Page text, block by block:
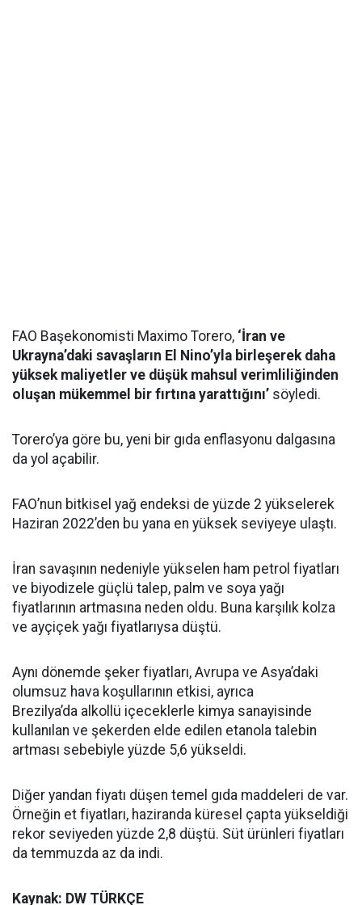
FAO Başekonomisti Maximo Torero, ‘İran ve
Ukrayna’daki savaşların El Nino’yla birleşerek daha
yüksek maliyetler ve düşük mahsul verimliliğinden
oluşan mükemmel bir fırtına yarattığını’ söyledi.
Torero’ya göre bu, yeni bir gıda enflasyonu dalgasına
da yol açabilir.
FAO’nun bitkisel yağ endeksi de yüzde 2 yükselerek
Haziran 2022’den bu yana en yüksek seviyeye ulaştı.
İran savaşının nedeniyle yükselen ham petrol fiyatları
ve biyodizele güçlü talep, palm ve soya yağı
fiyatlarının artmasına neden oldu. Buna karşılık kolza
ve ayçiçek yağı fiyatlarıysa düştü.
Aynı dönemde şeker fiyatları, Avrupa ve Asya’daki
olumsuz hava koşullarının etkisi, ayrıca
Brezilya’da alkollü içeceklerle kimya sanayisinde
kullanılan ve şekerden elde edilen etanola talebin
artması sebebiyle yüzde 5,6 yükseldi.
Diğer yandan fiyatı düşen temel gıda maddeleri de var.
Örneğin et fiyatları, haziranda küresel çapta yükseldiği
rekor seviyeden yüzde 2,8 düştü. Süt ürünleri fiyatları
da temmuzda az da indi.
Kaynak: DW TÜRKÇE